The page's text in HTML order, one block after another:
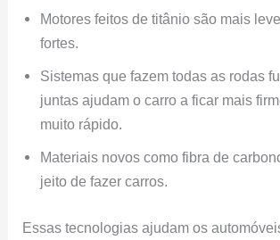
Motores feitos de titânio são mais
fortes.
Sistemas que fazem todas as rodas
juntas ajudam o carro a ficar mais
muito rápido.
Materiais novos como fibra de
jeito de fazer carros.
Essas tecnologias ajudam os